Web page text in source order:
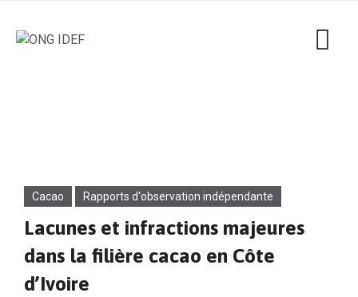
Cacao Rapports d'observation indépendante
Lacunes et infractions majeures
dans la filière cacao en Côte
d’Ivoire